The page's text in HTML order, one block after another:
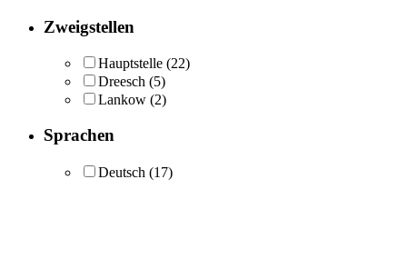
Zweigstellen
Hauptstelle (22)
Dreesch (5)
Lankow (2)
Sprachen
Deutsch (17)